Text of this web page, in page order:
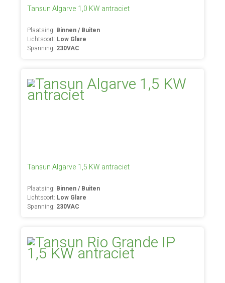
Tansun Algarve 1,0 KW antraciet
Plaatsing: Binnen / Buiten
Lichtsoort: Low Glare
Spanning: 230VAC
Tansun Algarve 1,5 KW antraciet
Plaatsing: Binnen / Buiten
Lichtsoort: Low Glare
Spanning: 230VAC